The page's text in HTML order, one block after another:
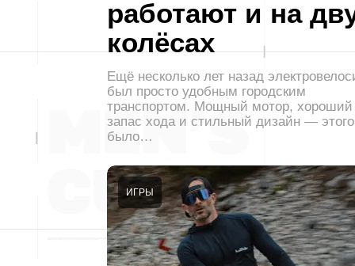
работают и на
колёсах
Ещё несколько лет назад
был просто удобным городским
транспортом. Мощный мотор, хороший
запас хода и стильный дизайн — этого
было…
ИГРЫ